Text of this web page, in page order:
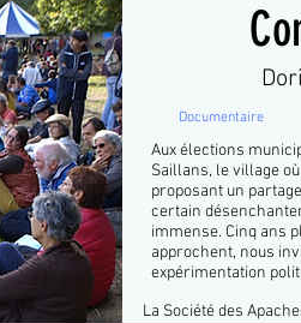
Documentaire
Aux élections
Saillans, le village
proposant un
certain
immense. Cinq ans
approchent, nous
expérimentation
La Société des